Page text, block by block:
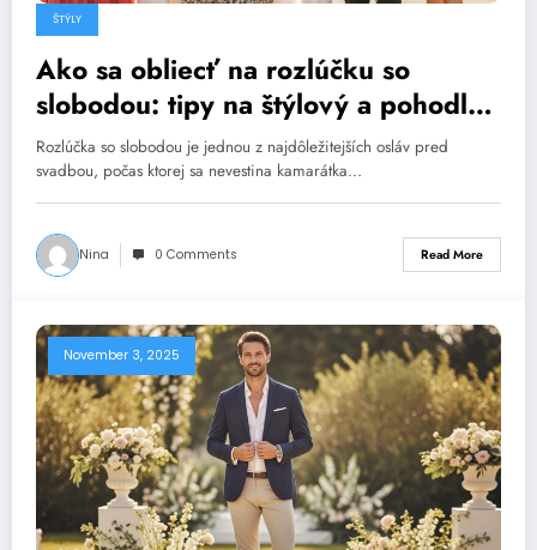
ŠTÝLY
Ako sa obliecť na rozlúčku so
slobodou: tipy na štýlový a pohodlný
outfit
Rozlúčka so slobodou je jednou z najdôležitejších osláv pred
svadbou, počas ktorej sa nevestina kamarátka…
Nina 0 Comments Read More
November 3, 2025